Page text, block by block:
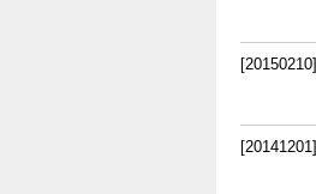
[20150210]
[20141201]